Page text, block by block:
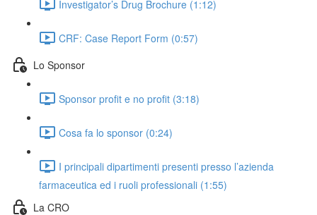
Investigator’s Drug Brochure (1:12)
CRF: Case Report Form (0:57)
Lo Sponsor
Sponsor profit e no profit (3:18)
Cosa fa lo sponsor (0:24)
I principali dipartimenti presenti presso l’azienda
farmaceutica ed i ruoli professionali (1:55)
La CRO